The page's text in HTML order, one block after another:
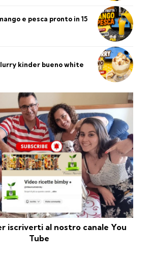
e pesca pronto in 15
kinder bueno white
iscriverti al nostro canale You
Tube